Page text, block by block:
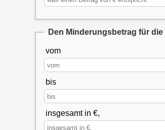
Den Minderungsbetrag für
vom
bis
insgesamt in €,